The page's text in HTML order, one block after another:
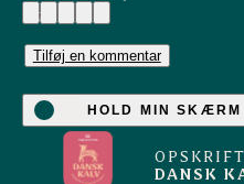
(2)
Tilføj en kommentar
HOLD MIN
DANSK